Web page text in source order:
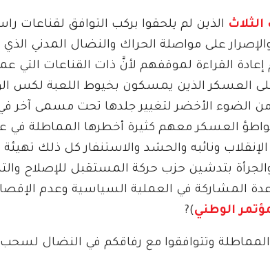
الثلاث الذين لم يلحقوا بركب التوافق لقناعات
على مواصلة الحراك والنضال المدني الذي
إعادة القراءة لموقفهم لأنَّ ذات القناعات
العسكر الذين يمسكون بخيوط اللعبة لكس
من الضوء الأخضر لتغيير جلدها تحت مسمى
العسكر معهم كثيرة أخطرها المماطلة في
ونائبه والحشد والاستنفار كل ذلك
بتدشين حزب حركة المستقبل للإصلاح
المشاركة في العملية السياسية وعدم
الوطني)?
وتتوافقوا مع رفاقكم في النضال